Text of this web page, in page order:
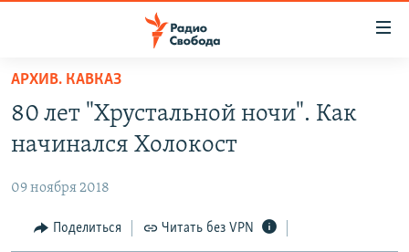
упрощенного
доступа
основному
Вернутся
ПРОГРАММЫ
ЦИТАТЫ СВОБОДЫ
МНЕНИЯ
АРХИВ. КАВКАЗ
80 лет "Хрустальной ночи". Как
начинался Холокост
09 ноября 2018
Поделиться Читать без VPN